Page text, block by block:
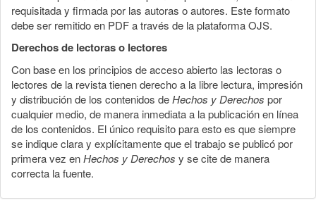
requisitada y firmada por las autoras o autores. Este formato
debe ser remitido en PDF a través de la plataforma OJS.
Derechos de lectoras o lectores
Con base en los principios de acceso abierto las lectoras o
lectores de la revista tienen derecho a la libre lectura, impresión
y distribución de los contenidos deHechos y Derechos por
cualquier medio, de manera inmediata a la publicación en línea
de los contenidos. El único requisito para esto es que siempre
se indique clara y explícitamente que el trabajo se publicó por
primera vez enHechos y Derechos y se cite de manera
correcta la fuente.